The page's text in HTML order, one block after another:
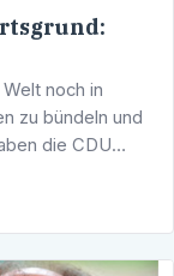
noch in
zu bündeln und
die CDU